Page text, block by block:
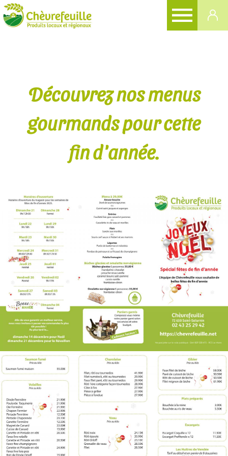
Découvrez nos menus
gourmands pour cette
fin d'année.